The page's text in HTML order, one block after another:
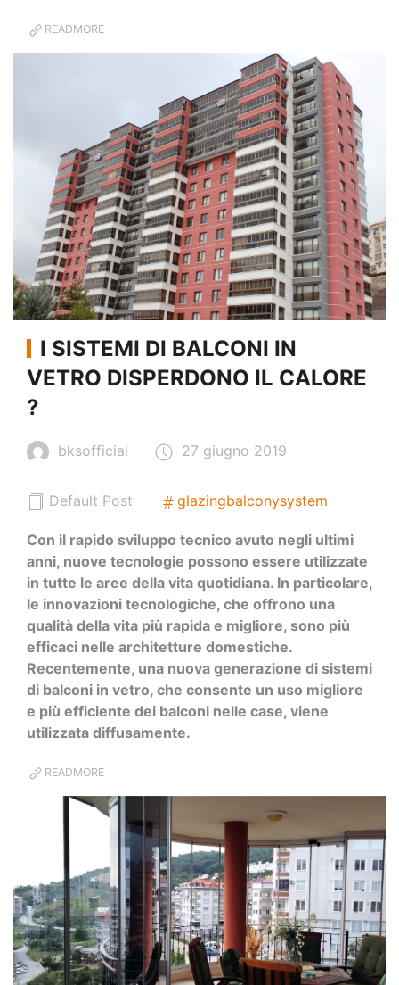
READMORE
I SISTEMI DI BALCONI IN
VETRO DISPERDONO IL CALORE
?
bksofficial 27 giugno 2019
Default Post glazingbalconysystem
Con il rapido sviluppo tecnico avuto negli ultimi
anni, nuove tecnologie possono essere utilizzate
in tutte le aree della vita quotidiana. In particolare,
le innovazioni tecnologiche, che offrono una
qualità della vita più rapida e migliore, sono più
efficaci nelle architetture domestiche.
Recentemente, una nuova generazione di sistemi
di balconi in vetro, che consente un uso migliore
e più efficiente dei balconi nelle case, viene
utilizzata diffusamente.
READMORE